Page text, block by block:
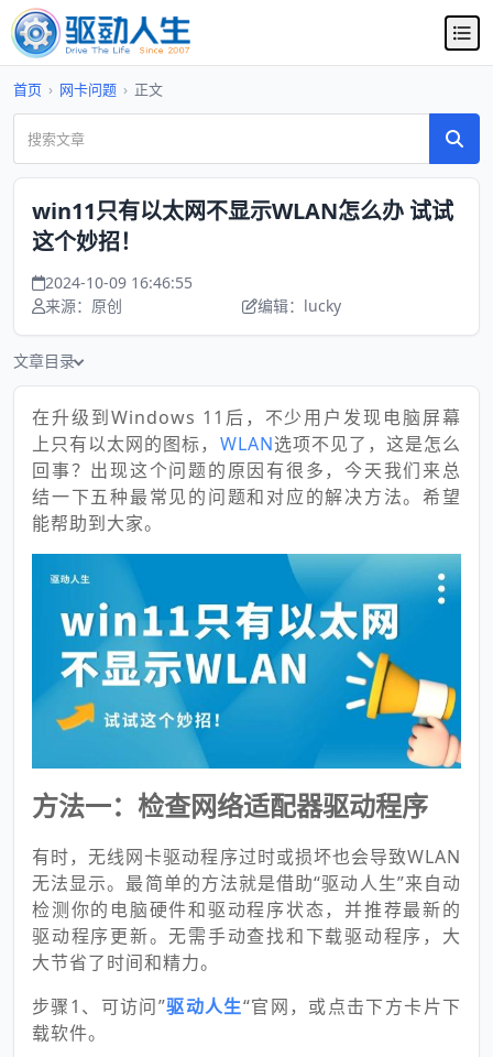
首页 › 网卡问题 › 正文
win11只有以太网不显示WLAN怎么办 试试
这个妙招！
2024-10-09 16:46:55
来源：原创
编辑：lucky
文章目录
在升级到Windows 11后，不少用户发现电脑屏幕
上只有以太网的图标， WLAN选项不见了，这是怎么
回事？出现这个问题的原因有很多，今天我们来总
结一下五种最常见的问题和对应的解决方法。希望
能帮助到大家。
方法一：检查网络适配器驱动程序
有时，无线网卡驱动程序过时或损坏也会导致WLAN
无法显示。最简单的方法就是借助“驱动人生”来自动
检测你的电脑硬件和驱动程序状态，并推荐最新的
驱动程序更新。无需手动查找和下载驱动程序，大
大节省了时间和精力。
步骤1、可访问”驱动人生“官网，或点击下方卡片下
载软件。